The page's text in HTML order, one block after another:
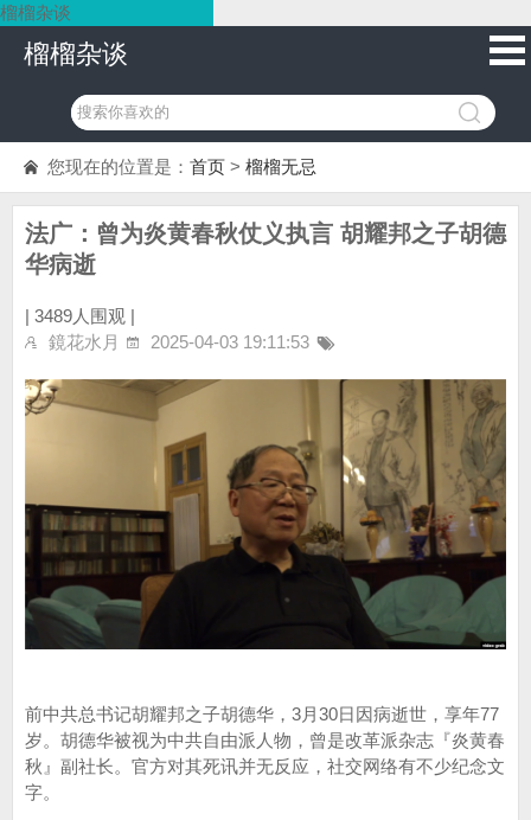
榴榴杂谈
榴榴杂谈
您现在的位置是： 首页 > 榴榴无忌
法广：曾为炎黄春秋仗义执言 胡耀邦之子胡德
华病逝
| 3489人围观 |
鏡花水月
2025-04-03 19:11:53
前中共总书记胡耀邦之子胡德华，3月30日因病逝世，享年77
岁。胡德华被视为中共自由派人物，曾是改革派杂志『炎黄春
秋』副社长。官方对其死讯并无反应，社交网络有不少纪念文
字。